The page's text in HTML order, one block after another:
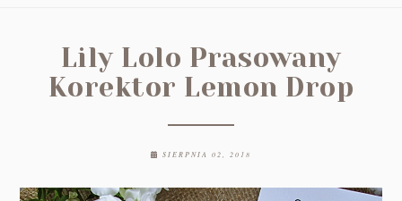
Lily Lolo Prasowany
Korektor Lemon Drop
SIERPNIA 02, 2018